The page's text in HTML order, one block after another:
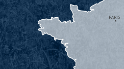
PARIS